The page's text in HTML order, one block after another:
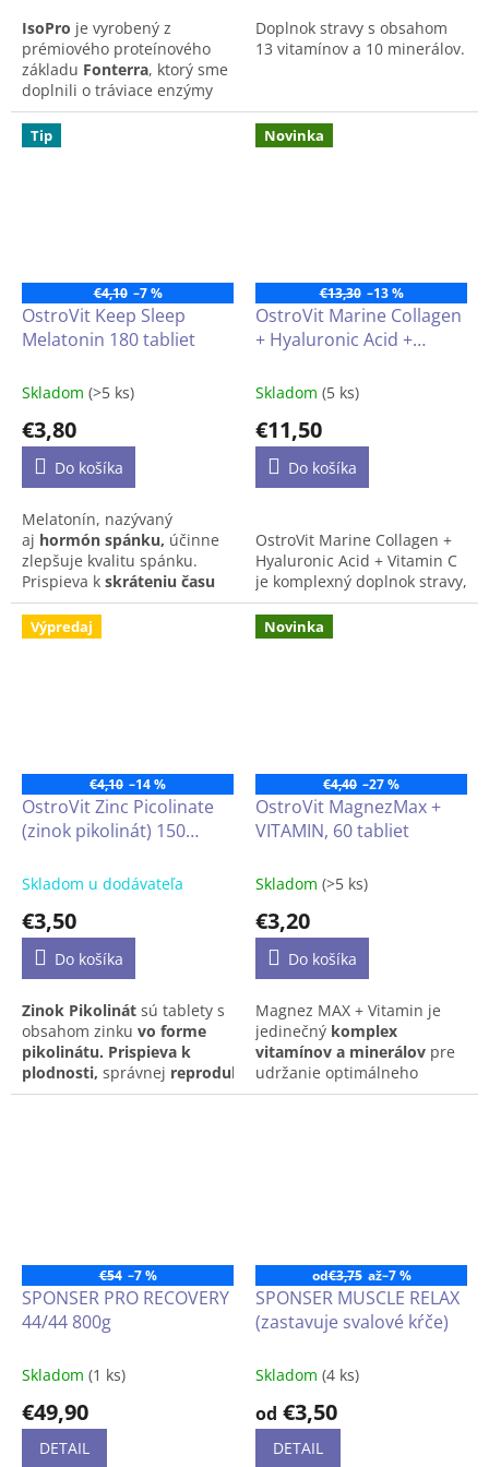
5
hviezdičiek.
IsoPro je vyrobený z
prémiového proteínového
základu Fonterra, ktorý sme
doplnili o tráviace enzýmy
(bromelaín,papaín) pre ešte
ľahšie trávenie.
5
hviezdičiek.
Doplnok stravy s obsahom
13 vitamínov a 10 minerálov.
Tip
€4,10 –7 %
OstroVit Keep Sleep
Melatonin 180 tabliet
Skladom (>5 ks)
€3,80
Do košíka
Melatonín, nazývaný
aj hormón spánku, účinne
zlepšuje kvalitu spánku.
Prispieva k skráteniu času
potrebného na zaspávanie,
a zároveň
únavypo dlhej ceste
Novinka
€13,30 –13 %
OstroVit Marine Collagen
+ Hyaluronic Acid +
kolagén + Kyselina
120 kapsúl
Skladom (5 ks)
€11,50
Do košíka
OstroVit Marine Collagen +
Hyaluronic Acid + Vitamin C
je komplexný doplnok stravy,
ktorý obsahuje tri cenné
zložky, ako je morský
kolagén typu I, hyalurónová
zdravý vzhľad.
Výpredaj
€4,10 –14 %
OstroVit Zinc Picolinate
(zinok pikolinát) 150
Skladom u dodávateľa
€3,50
Do košíka
Zinok Pikolinát sú tablety s
obsahom zinku vo forme
pikolinátu. Prispieva k
plodnosti, správnej reprodukčnej
funkcii, optimálnej hladine
Novinka
€4,40 –27 %
OstroVit MagnezMax +
VITAMIN, 60 tabliet
Skladom (>5 ks)
€3,20
Do košíka
Magnez MAX + Vitamin je
jedinečný komplex
vitamínov a minerálov pre
udržanie optimálneho
zdravia organizmu.
€54 –7 %
SPONSER PRO RECOVERY
44/44 800g
Skladom (1 ks)
€49,90
DETAIL
od€3,75 až–7 %
SPONSER MUSCLE RELAX
(zastavuje svalové kŕče)
Skladom (4 ks)
od €3,50
DETAIL